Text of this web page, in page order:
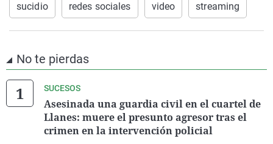
sucidio redes sociales video streaming
No te pierdas
SUCESOS
Asesinada una guardia civil en el cuartel de
Llanes: muere el presunto agresor tras el
crimen en la intervención policial